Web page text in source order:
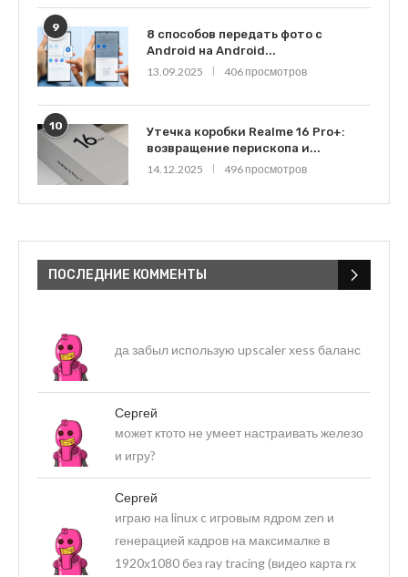
9
8 способов передать фото с
Android на Android...
13.09.2025
406 просмотров
10
Утечка коробки Realme 16 Pro+:
возвращение перископа и...
14.12.2025
496 просмотров
ПОСЛЕДНИЕ КОММЕНТЫ
да забыл использую upscaler xess баланс
Сергей
может ктото не умеет настраивать железо
и игру?
Сергей
играю на linux c игровым ядром zen и
генерацией кадров на максималке в
1920х1080 без ray tracing (видео карта rx